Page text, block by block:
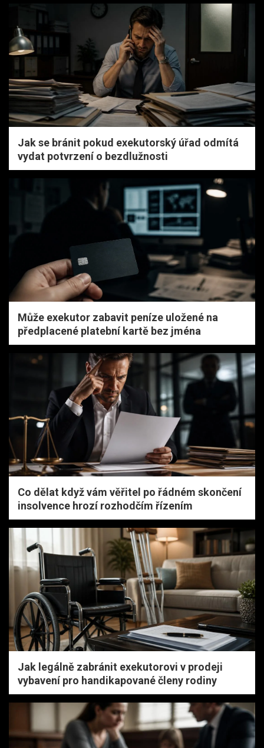
Jak se bránit pokud exekutorský úřad odmítá
vydat potvrzení o bezdlužnosti
Může exekutor zabavit peníze uložené na
předplacené platební kartě bez jména
Co dělat když vám věřitel po řádném skončení
insolvence hrozí rozhodčím řízením
Jak legálně zabránit exekutorovi v prodeji
vybavení pro handikapované členy rodiny